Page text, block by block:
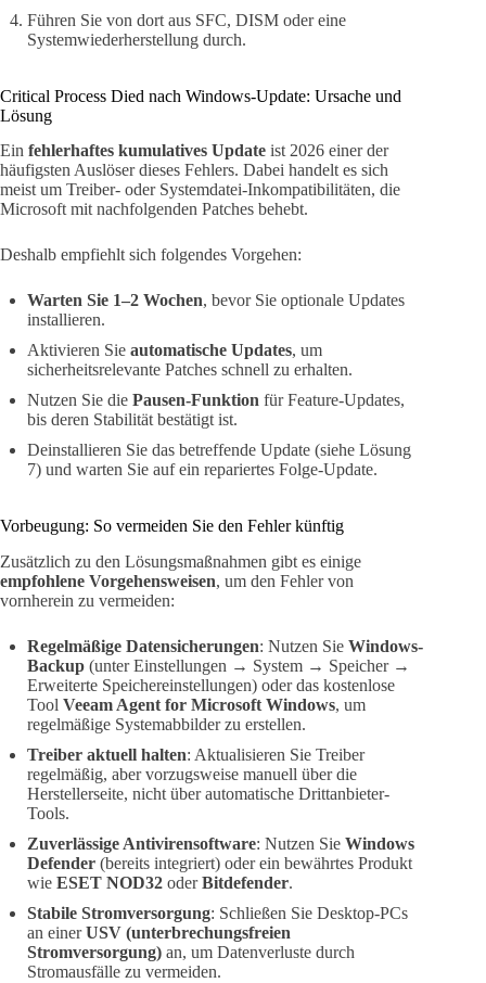
Führen Sie von dort aus SFC, DISM oder eine
Systemwiederherstellung durch.
Critical Process Died nach Windows-Update: Ursache und
Lösung
Ein fehlerhaftes kumulatives Update ist 2026 einer der
häufigsten Auslöser dieses Fehlers. Dabei handelt es sich
meist um Treiber- oder Systemdatei-Inkompatibilitäten, die
Microsoft mit nachfolgenden Patches behebt.
Deshalb empfiehlt sich folgendes Vorgehen:
Warten Sie 1–2 Wochen, bevor Sie optionale Updates
installieren.
Aktivieren Sie automatische Updates, um
sicherheitsrelevante Patches schnell zu erhalten.
Nutzen Sie die Pausen-Funktion für Feature-Updates,
bis deren Stabilität bestätigt ist.
Deinstallieren Sie das betreffende Update (siehe Lösung
7) und warten Sie auf ein repariertes Folge-Update.
Vorbeugung: So vermeiden Sie den Fehler künftig
Zusätzlich zu den Lösungsmaßnahmen gibt es einige
empfohlene Vorgehensweisen, um den Fehler von
vornherein zu vermeiden:
Regelmäßige Datensicherungen: Nutzen Sie Windows-
Backup (unter Einstellungen → System → Speicher →
Erweiterte Speichereinstellungen) oder das kostenlose
Tool Veeam Agent for Microsoft Windows, um
regelmäßige Systemabbilder zu erstellen.
Treiber aktuell halten: Aktualisieren Sie Treiber
regelmäßig, aber vorzugsweise manuell über die
Herstellerseite, nicht über automatische Drittanbieter-
Tools.
Zuverlässige Antivirensoftware: Nutzen Sie Windows
Defender (bereits integriert) oder ein bewährtes Produkt
wie ESET NOD32 oderBitdefender.
Stabile Stromversorgung: Schließen Sie Desktop-PCs
an einerUSV (unterbrechungsfreien
Stromversorgung) an, um Datenverluste durch
Stromausfälle zu vermeiden.